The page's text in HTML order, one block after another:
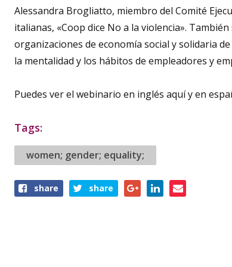
Alessandra Brogliatto, miembro del Comité
italianas, «Coop dice No a la violencia».
organizaciones de economía social y solidaria
la mentalidad y los hábitos de empleadores y
Puedes ver el webinario en inglés aquí y en
Tags:
women; gender; equality;
Shareshare share